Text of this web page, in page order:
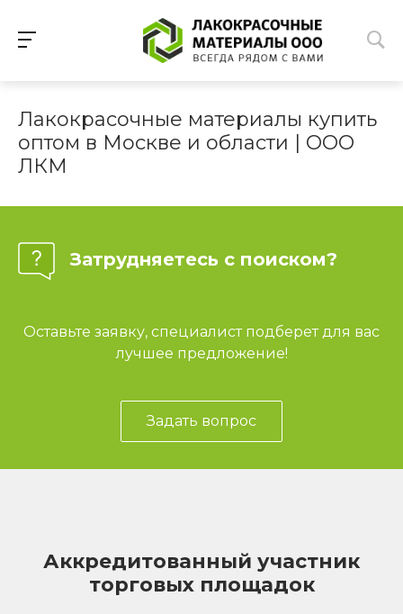
Лакокрасочные материалы купить
оптом в Москве и области | ООО
ЛКМ
Затрудняетесь с поиском?
Оставьте заявку, специалист подберет для вас
лучшее предложение!
Задать вопрос
Аккредитованный участник
торговых площадок